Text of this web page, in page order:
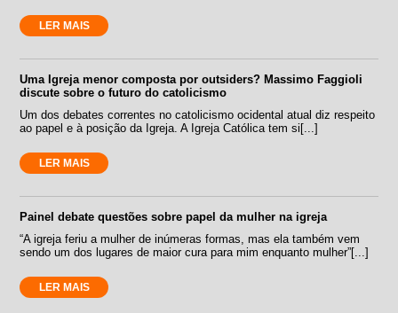
LER MAIS
Uma Igreja menor composta por outsiders? Massimo Faggioli
discute sobre o futuro do catolicismo
Um dos debates correntes no catolicismo ocidental atual diz respeito
ao papel e à posição da Igreja. A Igreja Católica tem si[...]
LER MAIS
Painel debate questões sobre papel da mulher na igreja
“A igreja feriu a mulher de inúmeras formas, mas ela também vem
sendo um dos lugares de maior cura para mim enquanto mulher”[...]
LER MAIS